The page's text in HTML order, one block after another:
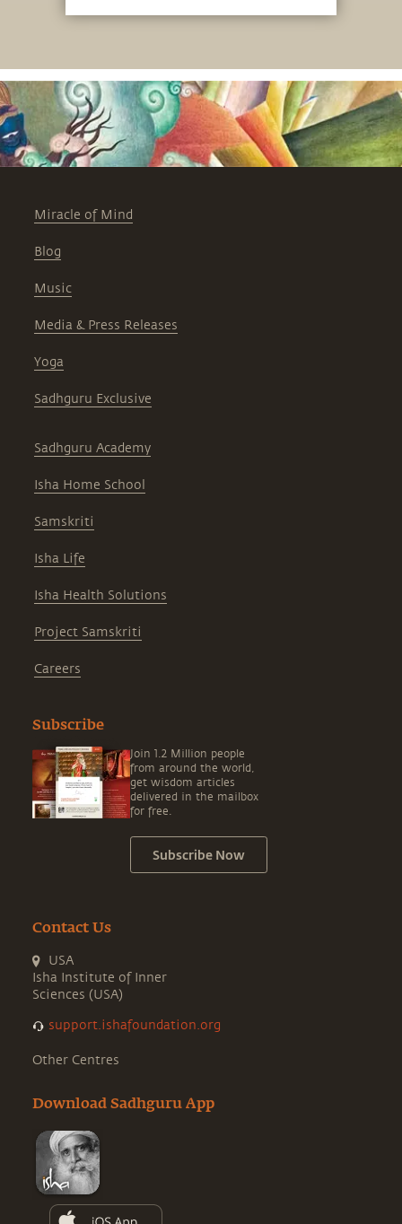
Miracle of Mind
Blog
Music
Media & Press Releases
Yoga
Sadhguru Exclusive
Sadhguru Academy
Isha Home School
Samskriti
Isha Life
Isha Health Solutions
Project Samskriti
Careers
Subscribe
Join 1.2 Million people
from around the world,
get wisdom articles
delivered in the mailbox
for free.
Subscribe Now
Contact Us
USA
Isha Institute of Inner
Sciences (USA)
support.ishafoundation.org
Other Centres
Download Sadhguru App